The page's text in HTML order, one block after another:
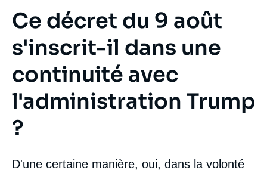
Ce décret du 9 août
s'inscrit-il dans une
continuité avec
l'administration Trump
?
D'une certaine manière, oui, dans la volonté